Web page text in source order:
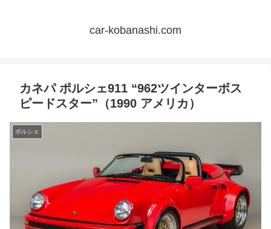
car-kobanashi.com
カネパ ポルシェ911 “962ツインターボス
ピードスター”（1990 アメリカ）
ポルシェ